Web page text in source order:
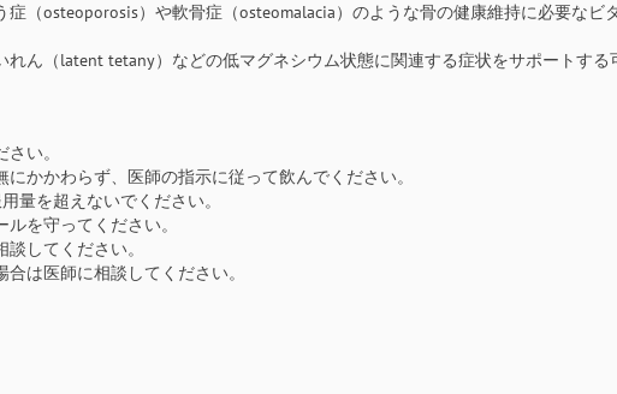
症（osteoporosis）や軟骨症（osteomalacia）のような骨の健康維持に必要なビ
れん（latent tetany）などの低マグネシウム状態に関連する症状をサポートする
い。
かかわらず、医師の指示に従って飲んでください。
量を超えないでください。
を守ってください。
してください。
は医師に相談してください。